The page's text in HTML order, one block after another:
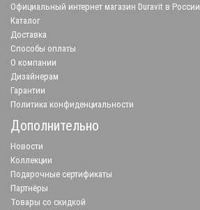
Официальный интернет магазин Duravit в России
Каталог
Доставка
Способы оплаты
О компании
Дизайнерам
Гарантии
Политика конфиденциальности
Дополнительно
Новости
Коллекции
Подарочные сертификаты
Партнёры
Товары со скидкой